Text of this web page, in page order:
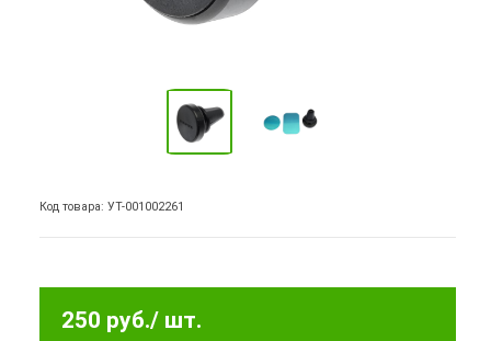
Код товара: УТ-001002261
250 руб./ шт.